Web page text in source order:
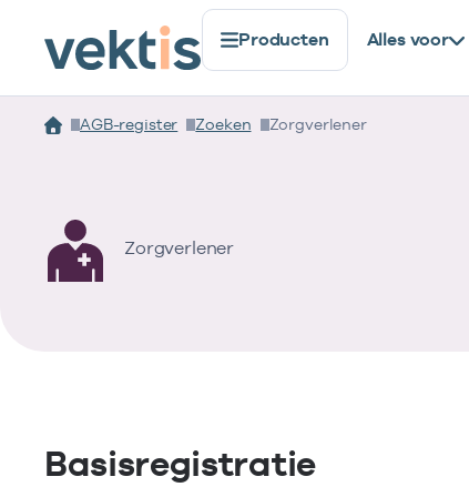
Producten Alles voor
AGB-register Zoeken Zorgverlener
Zorgverlener
Basisregistratie